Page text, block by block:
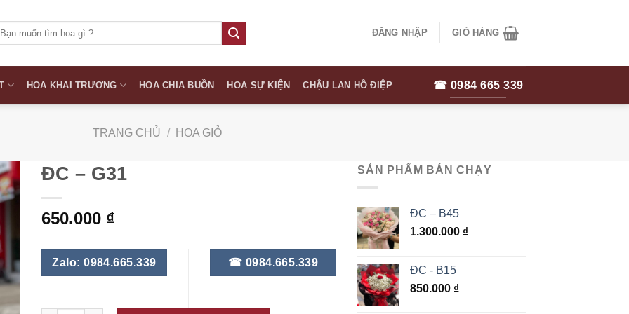
ĐĂNG NHẬP GIỎ HÀNG
HOA KHAI TRƯƠNG HOA CHIA BUỒN HOA SỰ KIỆN CHẬU LAN HỒ ĐIỆP ☎ 0984 665 339
TRANG CHỦ / HOA GIỎ
ĐC – G31
650.000 ₫
Zalo: 0984.665.339 ☎ 0984.665.339
SẢN PHẨM BÁN CHẠY
ĐC – B45
1.300.000 ₫
ĐC - B15
850.000 ₫